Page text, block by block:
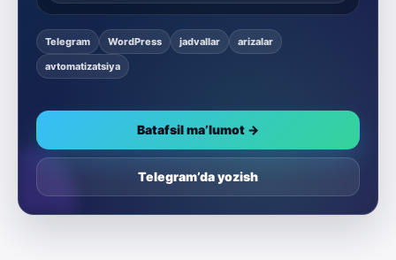
Telegram WordPress jadvallar
arizalar
avtomatizatsiya
Batafsil ma’lumot →
Telegram’da yozish